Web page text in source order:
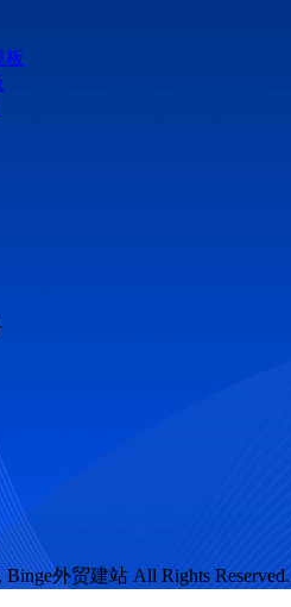
板
外贸建站 All Rights Reserved.